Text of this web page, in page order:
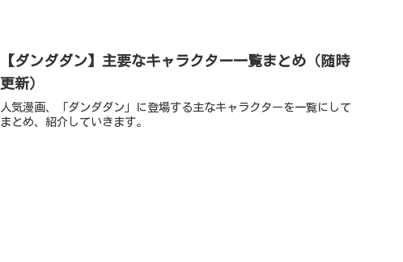
【ダンダダン】主要なキャラクター一覧まとめ（随時
更新）
人気漫画、「ダンダダン」に登場する主なキャラクターを一覧にして
まとめ、紹介していきます。